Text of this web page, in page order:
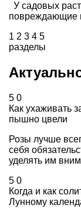
У садовых
повреждающие
1 2 3 4 5
разделы
5 0
Как ухаживать
пышно цвели
Розы лучше
себя
уделять им
5 0
Когда и как
Лунному